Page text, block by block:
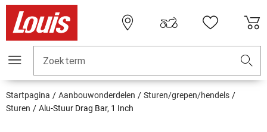
Zoekterm
Startpagina Aanbouwonderdelen
Sturen/grepen/hendels
Sturen
Alu-Stuur Drag Bar, 1 Inch